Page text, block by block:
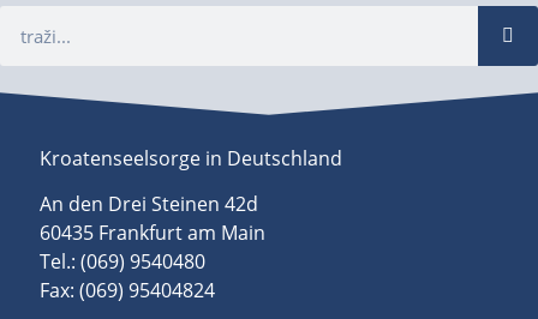
Kroatenseelsorge in Deutschland
An den Drei Steinen 42d
60435 Frankfurt am Main
Tel.: (069) 9540480
Fax: (069) 95404824